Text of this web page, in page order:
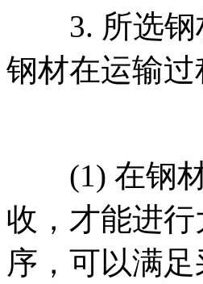
3. 所选钢
钢材在运输
(1) 在钢材
收，才能进
序，可以满